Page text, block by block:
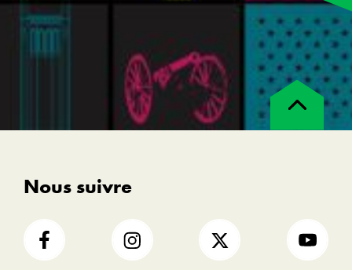
Retour
Nous suivre